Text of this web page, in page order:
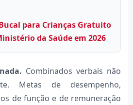
para Crianças Gratuito
da Saúde em 2026
Combinados verbais não
Metas de desempenho,
de função e de remuneração